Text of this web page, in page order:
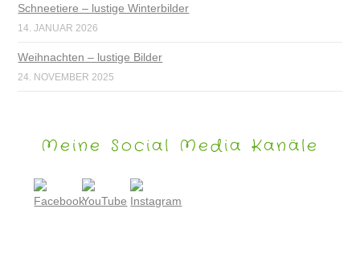
Schneetiere – lustige Winterbilder
14. JANUAR 2026
Weihnachten – lustige Bilder
24. NOVEMBER 2025
Meine Social Media Kanäle